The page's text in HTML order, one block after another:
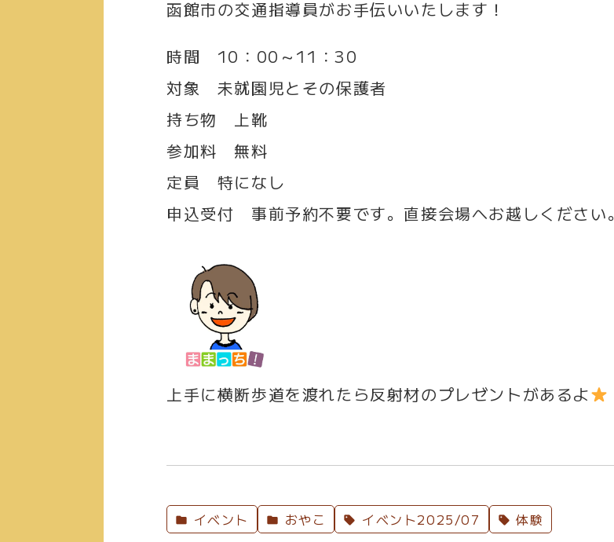
函館市の交通指導員がお手伝いいたします！
時間 10：00～11：30
対象 未就園児とその保護者
持ち物 上靴
参加料 無料
定員
特になし
申込受付 事前予約不要です。直接会場へお越しください。
上手に横断歩道を渡れたら反射材のプレゼントがあるよ
イベント おやこ イベント2025/07 体験